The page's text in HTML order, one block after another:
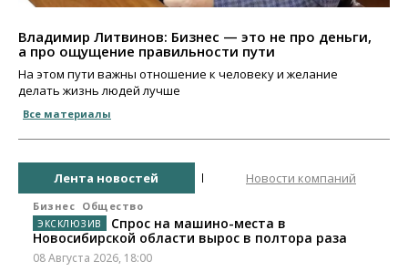
Владимир Литвинов: Бизнес — это не про деньги,
а про ощущение правильности пути
На этом пути важны отношение к человеку и желание
делать жизнь людей лучше
Все материалы
Лента новостей Новости компаний
Бизнес Общество
Спрос на машино-места в
Новосибирской области вырос в полтора раза
08 Августа 2026, 18:00